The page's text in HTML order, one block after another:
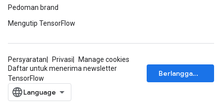
Pedoman brand
Mengutip TensorFlow
Persyaratan Privasi
Manage cookies
Daftar untuk menerima newsletter
TensorFlow
Berlangganan